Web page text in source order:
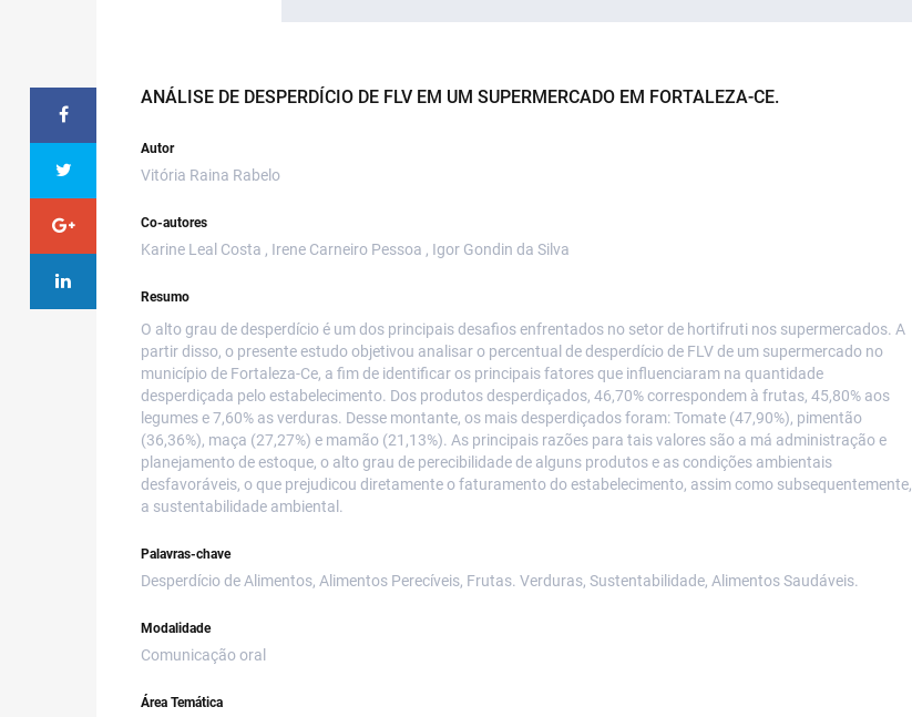
ANÁLISE DE DESPERDÍCIO DE FLV EM UM SUPERMERCADO EM FORTALEZA-CE.
Autor
Vitória Raina Rabelo
Co-autores
Karine Leal Costa , Irene Carneiro Pessoa , Igor Gondin da Silva
Resumo
O alto grau de desperdício é um dos principais desafios enfrentados no setor de hortifruti nos supermercados. A
partir disso, o presente estudo objetivou analisar o percentual de desperdício de FLV de um supermercado no
município de Fortaleza-Ce, a fim de identificar os principais fatores que influenciaram na quantidade
desperdiçada pelo estabelecimento. Dos produtos desperdiçados, 46,70% correspondem à frutas, 45,80% aos
legumes e 7,60% as verduras. Desse montante, os mais desperdiçados foram: Tomate (47,90%), pimentão
(36,36%), maça (27,27%) e mamão (21,13%). As principais razões para tais valores são a má administração e
planejamento de estoque, o alto grau de perecibilidade de alguns produtos e as condições ambientais
desfavoráveis, o que prejudicou diretamente o faturamento do estabelecimento, assim como subsequentemente,
a sustentabilidade ambiental.
Palavras-chave
Desperdício de Alimentos, Alimentos Perecíveis, Frutas. Verduras, Sustentabilidade, Alimentos Saudáveis.
Modalidade
Comunicação oral
Área Temática